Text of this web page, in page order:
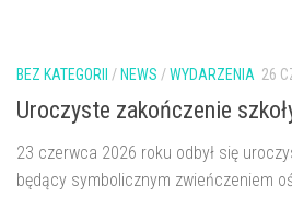
BEZ KATEGORII / NEWS /WYDARZENIA 26
Uroczyste zakończenie
23 czerwca 2026 roku odbył się
będący symbolicznym zwieńczeniem